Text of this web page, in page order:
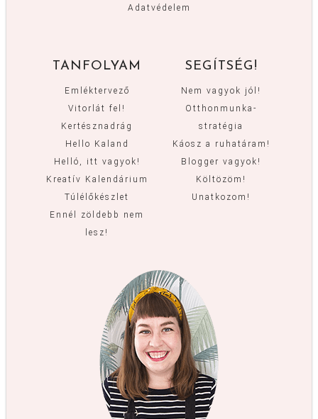
Adatvédelem
TANFOLYAM
Emléktervező
Vitorlát fel!
Kertésznadrág
Hello Kaland
Helló, itt vagyok!
Kreatív Kalendárium
Túlélőkészlet
Ennél zöldebb nem
lesz!
SEGÍTSÉG!
Nem vagyok jól!
Otthonmunka-
stratégia
Káosz a ruhatáram!
Blogger vagyok!
Költözöm!
Unatkozom!